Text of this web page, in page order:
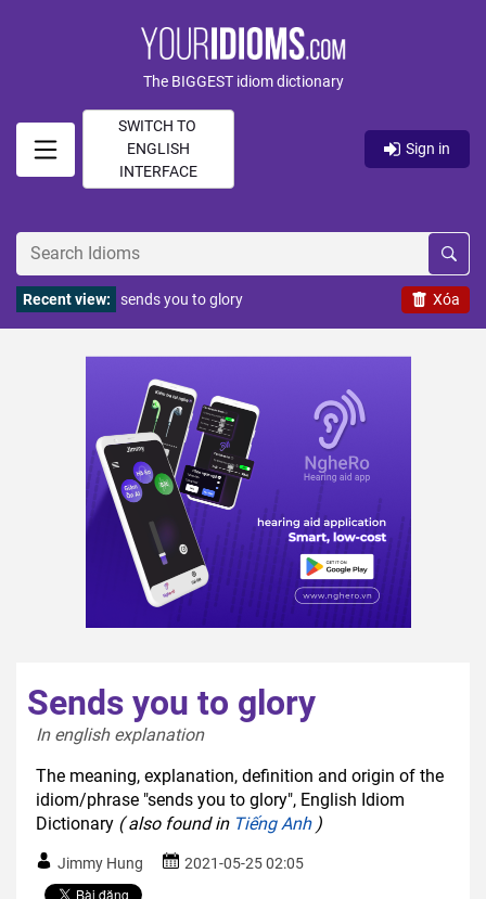
The BIGGEST idiom dictionary
SWITCH TO
ENGLISH
INTERFACE
Sign in
Xóa
Recent view: sends you to glory
Sends you to glory
In english explanation
The meaning, explanation, definition and origin of the
idiom/phrase "sends you to glory", English Idiom
Dictionary ( also found in Tiếng Anh)
Jimmy Hung 2021-05-25 02:05